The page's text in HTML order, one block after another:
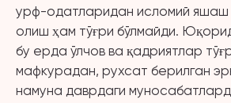
урф-одатларидан исломий яшаш
олиш ҳам тўғри бўлмайди.
бу ерда ўлчов ва қадриятлар
мафкурадан, рухсат берилган
намуна даврдаги